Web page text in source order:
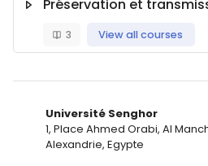
Préservation et
3 View all courses
Université Senghor
1, Place Ahmed Orabi, Al
Alexandrie, Egypte